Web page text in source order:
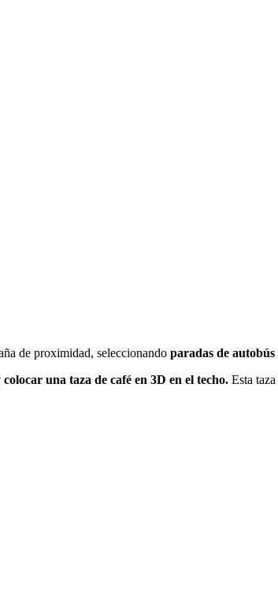
de proximidad, seleccionando paradas de
una taza de café en 3D en el techo. Esta